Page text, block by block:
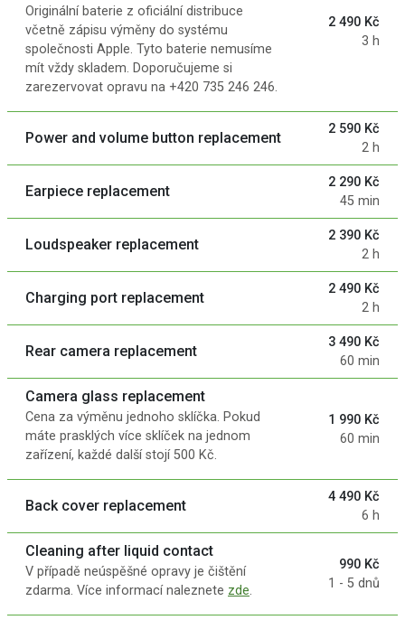
Originální baterie z oficiální distribuce
včetně zápisu výměny do systému
společnosti Apple. Tyto baterie nemusíme
mít vždy skladem. Doporučujeme si
zarezervovat opravu na +420 735 246 246.
2 490 Kč
3 h
Power and volume button replacement
2 590 Kč
2 h
Earpiece replacement
2 290 Kč
45 min
Loudspeaker replacement
2 390 Kč
2 h
Charging port replacement
2 490 Kč
2 h
Rear camera replacement
3 490 Kč
60 min
Camera glass replacement
Cena za výměnu jednoho sklíčka. Pokud
máte prasklých více sklíček na jednom
zařízení, každé další stojí 500 Kč.
1 990 Kč
60 min
Back cover replacement
4 490 Kč
6 h
Cleaning after liquid contact
V případě neúspěšné opravy je čištění
zdarma. Více informací naleznete zde.
990 Kč
1 - 5 dnů